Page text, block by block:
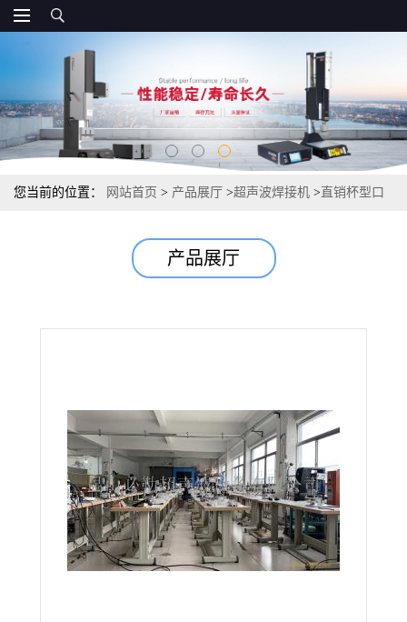
您当前的位置： 网站首页 > 产品展厅 >超声波焊接机 > 直销杯型口
产品展厅